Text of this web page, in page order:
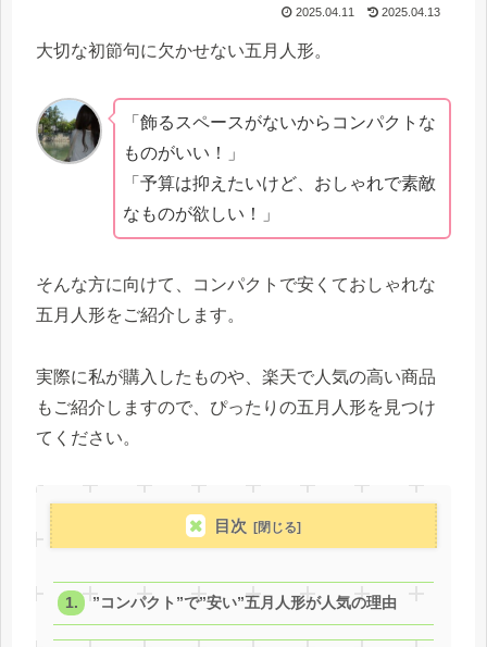
2025.04.11 2025.04.13
大切な初節句に欠かせない五月人形。
「飾るスペースがないからコンパクトな
ものがいい！」
「予算は抑えたいけど、おしゃれで素敵
なものが欲しい！」
そんな方に向けて、コンパクトで安くておしゃれな
五月人形をご紹介します。
実際に私が購入したものや、楽天で人気の高い商品
もご紹介しますので、ぴったりの五月人形を見つけ
てください。
目次
”コンパクト”で”安い”五月人形が人気の理由